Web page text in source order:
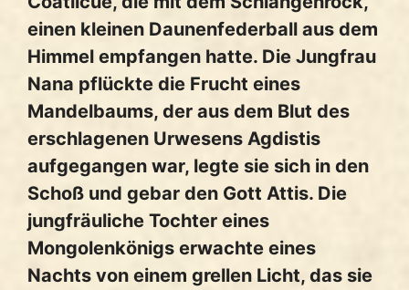
einen kleinen Daunenfederball aus dem
Himmel empfangen hatte. Die Jungfrau
Nana pflückte die Frucht eines
Mandelbaums, der aus dem Blut des
erschlagenen Urwesens Agdistis
aufgegangen war, legte sie sich in den
Schoß und gebar den Gott Attis. Die
jungfräuliche Tochter eines
Mongolenkönigs erwachte eines
Nachts von einem grellen Licht, das sie